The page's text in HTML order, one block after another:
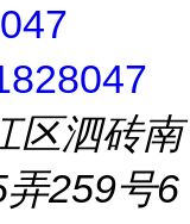
区泗砖南
259号6